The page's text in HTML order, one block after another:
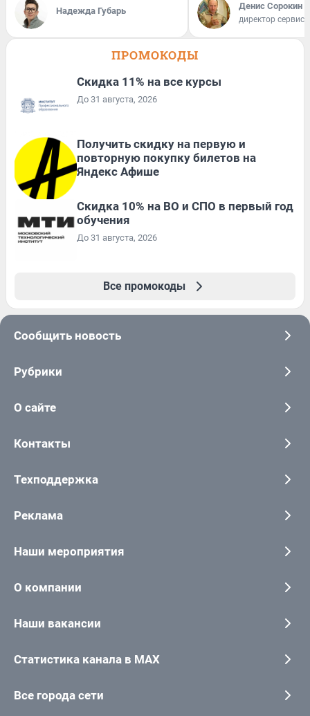
Надежда Губарь Денис Сорокин
директор
ПРОМОКОДЫ
Скидка 11% на все курсы
До 31 августа, 2026
Получить скидку на первую и
повторную покупку билетов на
Яндекс Афише
Скидка 10% на ВО и СПО в первый год
обучения
До 31 августа, 2026
Все промокоды
Сообщить новость
Рубрики
О сайте
Контакты
Техподдержка
Реклама
Наши мероприятия
О компании
Наши вакансии
Статистика канала в MAX
Все города сети